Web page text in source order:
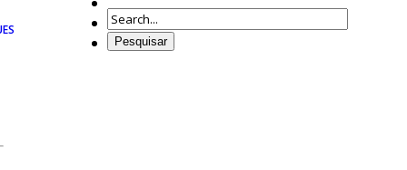
AGENDA
PREPARE A SUA VISITA